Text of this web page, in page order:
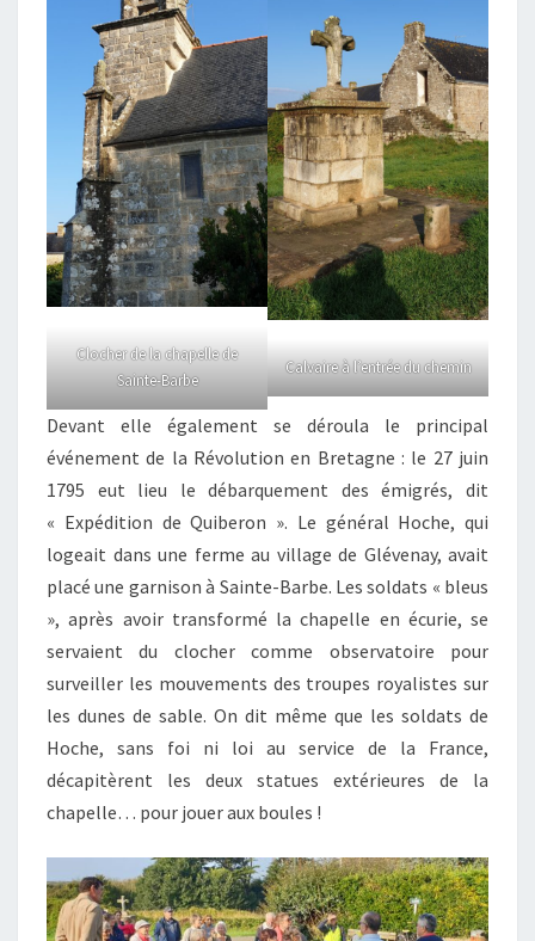
Clocher de la chapelle de
Sainte-Barbe
Calvaire à l’entrée du chemin
Devant elle également se déroula le principal
événement de la Révolution en Bretagne : le 27 juin
1795 eut lieu le débarquement des émigrés, dit
« Expédition de Quiberon ». Le général Hoche, qui
logeait dans une ferme au village de Glévenay, avait
placé une garnison à Sainte-Barbe. Les soldats « bleus
», après avoir transformé la chapelle en écurie, se
servaient du clocher comme observatoire pour
surveiller les mouvements des troupes royalistes sur
les dunes de sable. On dit même que les soldats de
Hoche, sans foi ni loi au service de la France,
décapitèrent les deux statues extérieures de la
chapelle… pour jouer aux boules !